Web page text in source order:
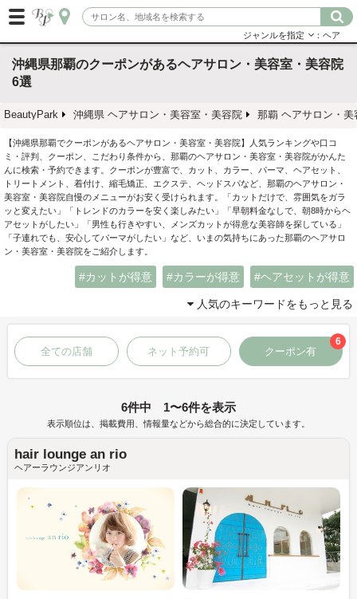
ジャンルを指定 ：ヘア
沖縄県那覇のクーポンがあるヘアサロン・美容室・美容院
6選
BeautyPark 沖縄県 ヘアサロン・美容室・美容院 那覇 ヘアサロン・美
【沖縄県那覇でクーポンがあるヘアサロン・美容室・美容院】人気ランキングや口コ
ミ・評判、クーポン、こだわり条件から、那覇のヘアサロン・美容室・美容院がかんた
んに検索・予約できます。クーポンが豊富で、カット、カラー、パーマ、ヘアセット、
トリートメント、着付け、縮毛矯正、エクステ、ヘッドスパなど、那覇のヘアサロン・
美容室・美容院自慢のメニューがお安く受けられます。「カットだけで、雰囲気をガラ
ッと変えたい」「トレンドのカラーを安く楽しみたい」「早朝料金なしで、朝8時からヘ
アセットがしたい」「男性も行きやすい、メンズカットが得意な美容師を探している」
「子連れでも、安心してパーマがしたい」など、いまの気持ちにあった那覇のヘアサロ
ン・美容室・美容院をご紹介します。
カットが得意 カラーが得意 ヘアセットが得意
人気のキーワードをもっと見る
全ての店舗 ネット予約可 クーポン有
6
6件中 1〜6件を表示
表示順位は、掲載費用、情報量などから総合的に決定しています。
hair lounge an rio
ヘアーラウンジアンリオ